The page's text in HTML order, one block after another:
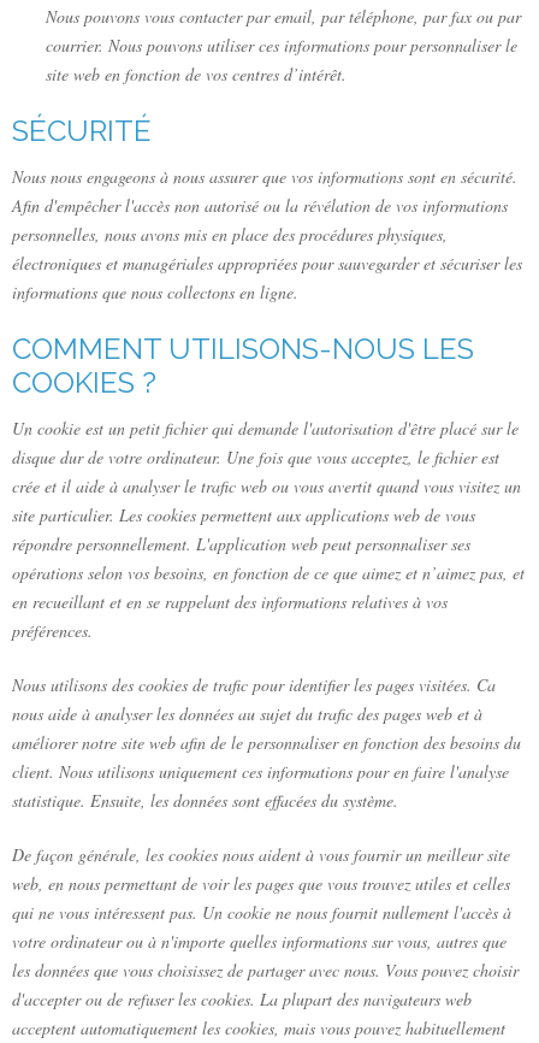
Nous pouvons vous contacter par email, par téléphone, par fax ou par
courrier. Nous pouvons utiliser ces informations pour personnaliser le
site web en fonction de vos centres d’intérêt.
SÉCURITÉ
Nous nous engageons à nous assurer que vos informations sont en sécurité.
Afin d'empêcher l'accès non autorisé ou la révélation de vos informations
personnelles, nous avons mis en place des procédures physiques,
électroniques et managériales appropriées pour sauvegarder et sécuriser les
informations que nous collectons en ligne.
COMMENT UTILISONS-NOUS LES
COOKIES ?
Un cookie est un petit fichier qui demande l'autorisation d'être placé sur le
disque dur de votre ordinateur. Une fois que vous acceptez, le fichier est
crée et il aide à analyser le trafic web ou vous avertit quand vous visitez un
site particulier. Les cookies permettent aux applications web de vous
répondre personnellement. L'application web peut personnaliser ses
opérations selon vos besoins, en fonction de ce que aimez et n’aimez pas, et
en recueillant et en se rappelant des informations relatives à vos
préférences.
Nous utilisons des cookies de trafic pour identifier les pages visitées. Ca
nous aide à analyser les données au sujet du trafic des pages web et à
améliorer notre site web afin de le personnaliser en fonction des besoins du
client. Nous utilisons uniquement ces informations pour en faire l'analyse
statistique. Ensuite, les données sont effacées du système.
De façon générale, les cookies nous aident à vous fournir un meilleur site
web, en nous permettant de voir les pages que vous trouvez utiles et celles
qui ne vous intéressent pas. Un cookie ne nous fournit nullement l'accès à
votre ordinateur ou à n'importe quelles informations sur vous, autres que
les données que vous choisissez de partager avec nous. Vous pouvez choisir
d'accepter ou de refuser les cookies. La plupart des navigateurs web
acceptent automatiquement les cookies, mais vous pouvez habituellement